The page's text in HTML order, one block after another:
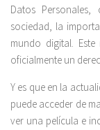
Datos
sociedad, la
mundo digital.
oficialmente un
Y es que en la
puede acceder de
ver una película e